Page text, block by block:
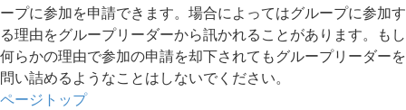
ープに参加を申請できます。場合によってはグループに参加す
る理由をグループリーダーから訊かれることがあります。もし
何らかの理由で参加の申請を却下されてもグループリーダーを
問い詰めるようなことはしないでください。
ページトップ